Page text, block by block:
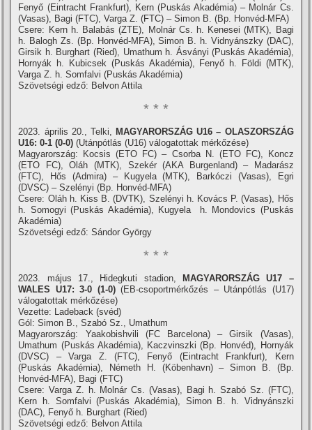
Fenyő (Eintracht Frankfurt), Kern (Puskás Akadémia) – Molnár Cs.
(Vasas), Bagi (FTC), Varga Z. (FTC) – Simon B. (Bp. Honvéd-MFA)
Csere: Kern h. Balabás (ZTE), Molnár Cs. h. Kenesei (MTK), Bagi
h. Balogh Zs. (Bp. Honvéd-MFA), Simon B. h. Vidnyánszky (DAC),
Girsik h. Burghart (Ried), Umathum h. Ásványi (Puskás Akadémia),
Hornyák h. Kubicsek (Puskás Akadémia), Fenyő h. Földi (MTK),
Varga Z. h. Somfalvi (Puskás Akadémia)
Szövetségi edző: Belvon Attila
* * *
2023. április 20., Telki, MAGYARORSZÁG U16 – OLASZORSZÁG
U16: 0-1 (0-0) (Utánpótlás (U16) válogatottak mérkőzése)
Magyarország: Kocsis (ETO FC) – Csorba N. (ETO FC), Koncz
(ETO FC), Oláh (MTK), Szekér (AKA Burgenland) – Madarász
(FTC), Hős (Admira) – Kugyela (MTK), Barkóczi (Vasas), Egri
(DVSC) – Szelényi (Bp. Honvéd-MFA)
Csere: Oláh h. Kiss B. (DVTK), Szelényi h. Kovács P. (Vasas), Hős
h. Somogyi (Puskás Akadémia), Kugyela h. Mondovics (Puskás
Akadémia)
Szövetségi edző: Sándor György
* * *
2023. május 17., Hidegkuti stadion,
MAGYARORSZÁG U17 –
WALES U17: 3-0 (1-0)(EB-csoportmérkőzés – Utánpótlás (U17)
válogatottak mérkőzése)
Vezette: Ladeback (svéd)
Gól: Simon B., Szabó Sz., Umathum
Magyarország: Yaakobishvili (FC Barcelona) – Girsik (Vasas),
Umathum (Puskás Akadémia), Kaczvinszki (Bp. Honvéd), Hornyák
(DVSC) – Varga Z. (FTC), Fenyő (Eintracht Frankfurt), Kern
(Puskás Akadémia), Németh H. (Köbenhavn) – Simon B. (Bp.
Honvéd-MFA), Bagi (FTC)
Csere: Varga Z. h. Molnár Cs. (Vasas), Bagi h. Szabó Sz. (FTC),
Kern h. Somfalvi (Puskás Akadémia), Simon B. h. Vidnyánszki
(DAC), Fenyő h. Burghart (Ried)
Szövetségi edző: Belvon Attila